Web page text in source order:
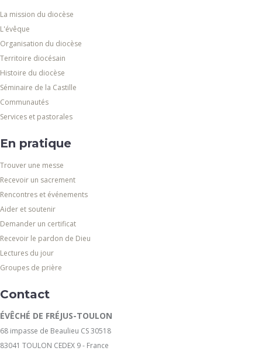
La mission du diocèse
L'évêque
Organisation du diocèse
Territoire diocésain
Histoire du diocèse
Séminaire de la Castille
Communautés
Services et pastorales
En pratique
Trouver une messe
Recevoir un sacrement
Rencontres et événements
Aider et soutenir
Demander un certificat
Recevoir le pardon de Dieu
Lectures du jour
Groupes de prière
Contact
ÉVÊCHÉ DE FRÉJUS-TOULON
68 impasse de Beaulieu CS 30518
83041 TOULON CEDEX 9 - France